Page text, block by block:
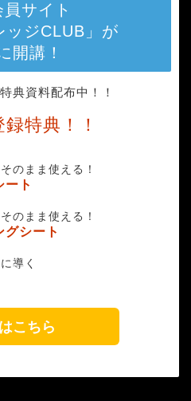
サイト
ッジCLUB」が
開講！
典資料配布中！！
特典！！
のまま使える！
ート
のまま使える！
グシート
導く
こちら